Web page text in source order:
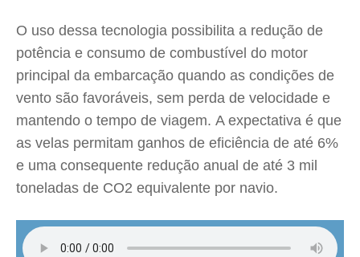
O uso dessa tecnologia possibilita a redução de
potência e consumo de combustível do motor
principal da embarcação quando as condições de
vento são favoráveis, sem perda de velocidade e
mantendo o tempo de viagem. A expectativa é que
as velas permitam ganhos de eficiência de até 6%
e uma consequente redução anual de até 3 mil
toneladas de CO​2 equivalente por navio.